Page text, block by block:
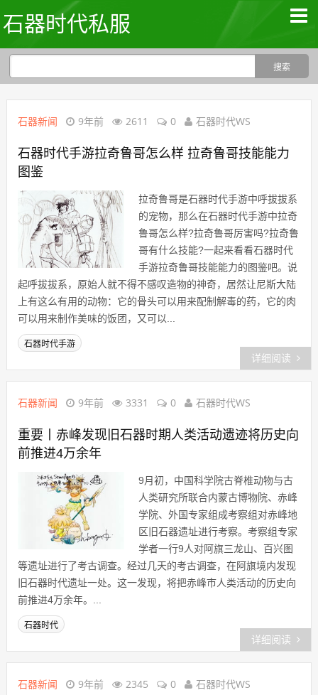
石器时代私服
石器新闻 9年前 2611 0 石器时代WS
石器时代手游拉奇鲁哥怎么样 拉奇鲁哥技能能力
图鉴
拉奇鲁哥是石器时代手游中呼拔拔系
的宠物，那么在石器时代手游中拉奇
鲁哥怎么样?拉奇鲁哥厉害吗?拉奇鲁
哥有什么技能?一起来看看石器时代
手游拉奇鲁哥技能能力的图鉴吧。说
起呼拔拔系，原始人就不得不感叹造物的神奇，居然让尼斯大陆
上有这么有用的动物：它的骨头可以用来配制解毒的药，它的肉
可以用来制作美味的饭团，又可以...
石器时代手游
详细阅读
石器新闻 9年前 3331 0 石器时代WS
重要丨赤峰发现旧石器时期人类活动遗迹将历史向
前推进4万余年
9月初，中国科学院古脊椎动物与古
人类研究所联合内蒙古博物院、赤峰
学院、外国专家组成考察组对赤峰地
区旧石器遗址进行考察。考察组专家
学者一行9人对阿旗三龙山、百兴图
等遗址进行了考古调查。经过几天的考古调查，在阿旗境内发现
旧石器时代遗址一处。这一发现，将把赤峰市人类活动的历史向
前推进4万余年。...
石器时代
详细阅读
石器新闻 9年前 2345 0 石器时代WS